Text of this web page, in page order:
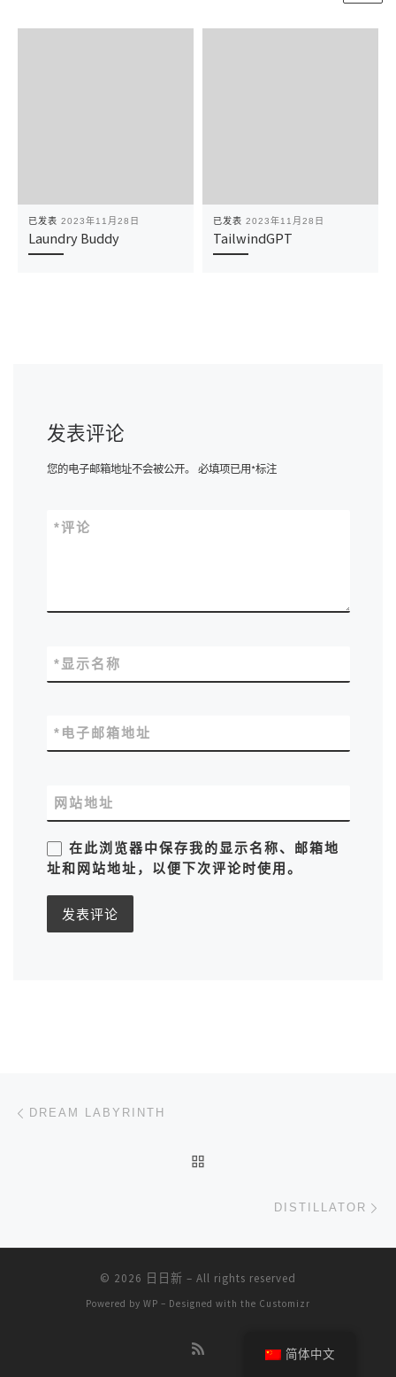
已发表 2023年11月28日
Laundry Buddy
已发表 2023年11月28日
TailwindGPT
发表评论
您的电子邮箱地址不会被公开。 必填项已用*标注
评论
*
显示名称
*
电子邮箱地址
*
网站地址
在此浏览器中保存我的显示名称、邮箱地
址和网站地址，以便下次评论时使用。
文章导航
DREAM LABYRINTH
DISTILLATOR
© 2026 日日新 – All rights reserved
Powered by WP – Designed with the Customizr
简体中文